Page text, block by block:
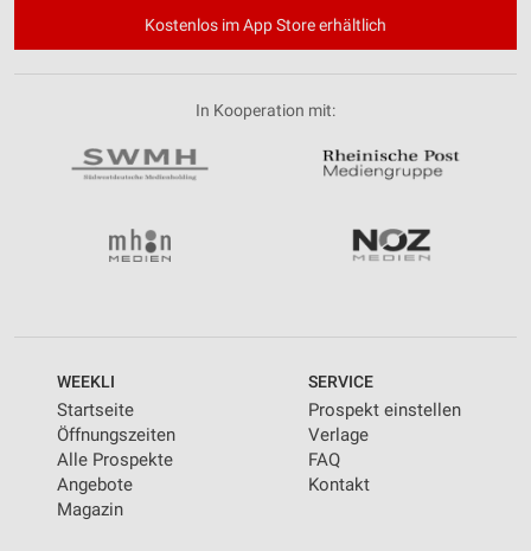
Kostenlos im App Store erhältlich
In Kooperation mit:
WEEKLI
Startseite
Öffnungszeiten
Alle Prospekte
Angebote
Magazin
SERVICE
Prospekt einstellen
Verlage
FAQ
Kontakt